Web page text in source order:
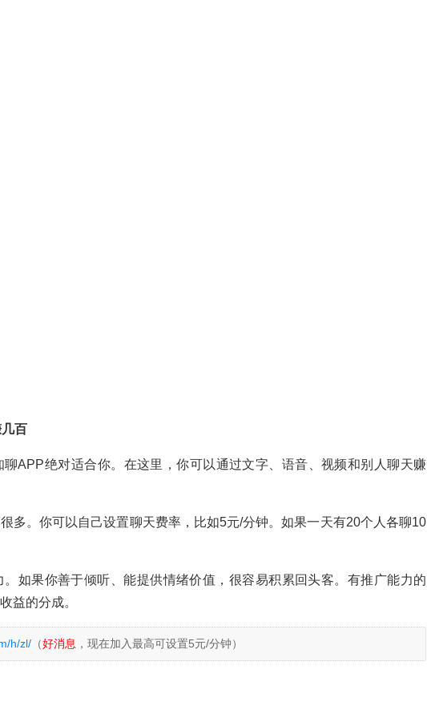
百
APP绝对适合你。在这里，你可以通过文字、语音、视频和别人聊天赚
多。你可以自己设置聊天费率，比如5元/分钟。如果一天有20个人各聊10
如果你善于倾听、能提供情绪价值，很容易积累回头客。有推广能力的
益的分成。
h/zl/ （好消息 ，现在加入最高可设置5元/分钟）